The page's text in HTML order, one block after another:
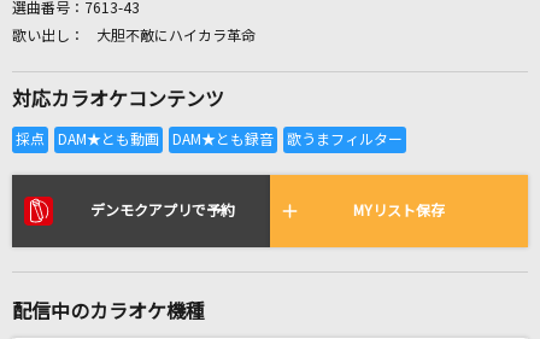
全国りれき
リアルタイムで歌われている曲の一覧
選曲番号： 7613-43
大胆不敵にハイカラ革命
対応カラオケコンテンツ
デンモクアプリで予約 MYリスト保存
配信中のカラオケ機種